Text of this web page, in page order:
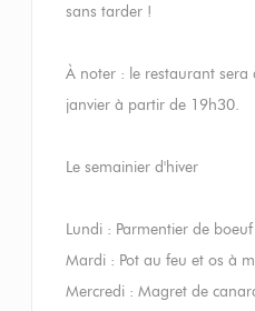
sans tarder !
À noter : le restaurant sera
janvier à partir de 19h30.
Le semainier d'hiver
Lundi : Parmentier de
Mardi : Pot au feu et os à
Mercredi : Magret de